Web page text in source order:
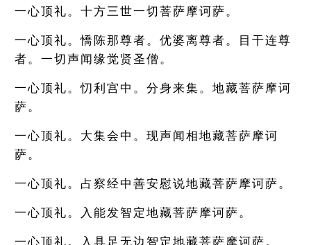
一心顶礼。十方三世一切菩萨摩诃萨。
一心顶礼。憍陈那尊者。优婆离尊者。目干连尊
者。一切声闻缘觉贤圣僧。
一心顶礼。忉利宫中。分身来集。地藏菩萨摩诃
萨。
一心顶礼。大集会中。现声闻相地藏菩萨摩诃
萨。
一心顶礼。占察经中善安慰说地藏菩萨摩诃萨。
一心顶礼。入能发智定地藏菩萨摩诃萨。
一心顶礼。入具足无边智定地藏菩萨摩诃萨。